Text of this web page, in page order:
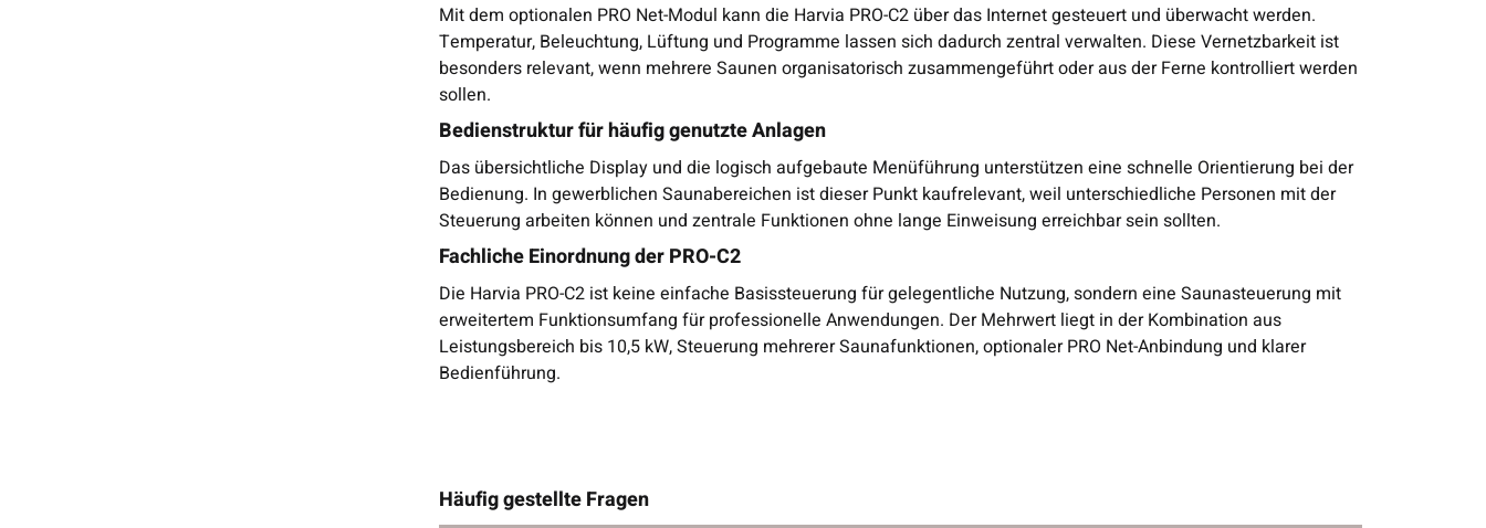
Mit dem optionalen PRO Net-Modul kann die Harvia PRO-C2 über das Internet gesteuert und überwacht werden.
Temperatur, Beleuchtung, Lüftung und Programme lassen sich dadurch zentral verwalten. Diese Vernetzbarkeit ist
besonders relevant, wenn mehrere Saunen organisatorisch zusammengeführt oder aus der Ferne kontrolliert werden
sollen.
Bedienstruktur für häufig genutzte Anlagen
Das übersichtliche Display und die logisch aufgebaute Menüführung unterstützen eine schnelle Orientierung bei der
Bedienung. In gewerblichen Saunabereichen ist dieser Punkt kaufrelevant, weil unterschiedliche Personen mit der
Steuerung arbeiten können und zentrale Funktionen ohne lange Einweisung erreichbar sein sollten.
Fachliche Einordnung der PRO-C2
Die Harvia PRO-C2 ist keine einfache Basissteuerung für gelegentliche Nutzung, sondern eine Saunasteuerung mit
erweitertem Funktionsumfang für professionelle Anwendungen. Der Mehrwert liegt in der Kombination aus
Leistungsbereich bis 10,5 kW, Steuerung mehrerer Saunafunktionen, optionaler PRO Net-Anbindung und klarer
Bedienführung.
Häufig gestellte Fragen